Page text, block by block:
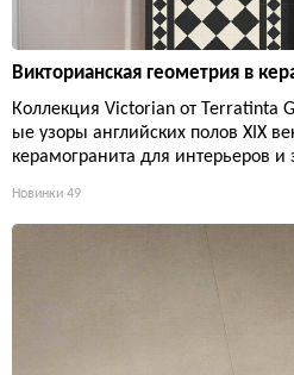
Викторианская геометрия в
Коллекция Victorian от Terratinta
ые узоры английских полов XIX
керамогранита для интерьеров и
Новинки 49